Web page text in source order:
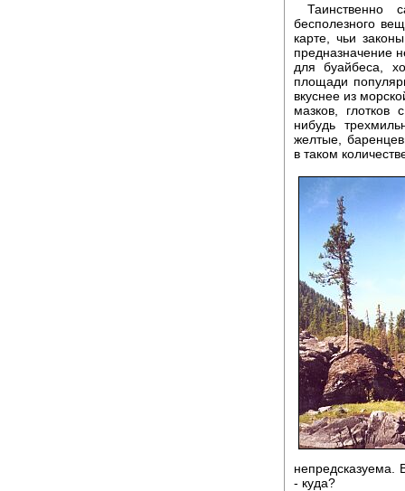
Таинственно
бесполезного
карте, чьи
предназначение
для буайбеса,
площади
вкуснее из
мазков, глотков
нибудь
желтые,
в таком
непредсказуема.
- куда?